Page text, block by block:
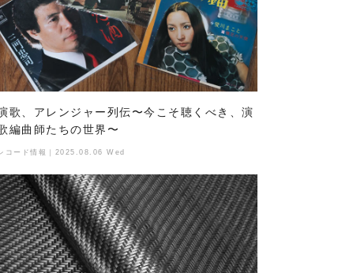
歌、アレンジャー列伝〜今こそ聴くべき、演
編曲師たちの世界〜
コード情報｜2025.08.06 Wed